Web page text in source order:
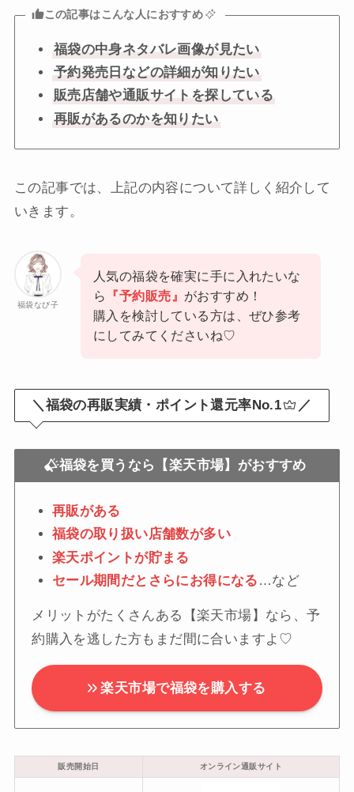
この記事はこんな人におすすめ
福袋の中身ネタバレ画像が見たい
予約発売日などの詳細が知りたい
販売店舗や通販サイトを探している
再販があるのかを知りたい
この記事では、上記の内容について詳しく紹介して
いきます。
福袋なび子
人気の福袋を確実に手に入れたいな
ら
『予約販売』 がおすすめ！
購入を検討している方は、ぜひ参考
にしてみてくださいね♡
＼福袋の再販実績・ポイント還元率No.1 ／
福袋を買うなら【楽天市場】がおすすめ
再販がある
福袋の取り扱い店舗数が多い
楽天ポイントが貯まる
セール期間だとさらにお得になる …など
メリットがたくさんある【楽天市場】なら、予
約購入を逃した方もまだ間に合いますよ♡
楽天市場で福袋を購入する
販売開始日 オンライン通販サイト